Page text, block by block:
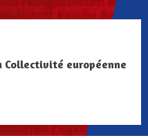
Collectivité européenne